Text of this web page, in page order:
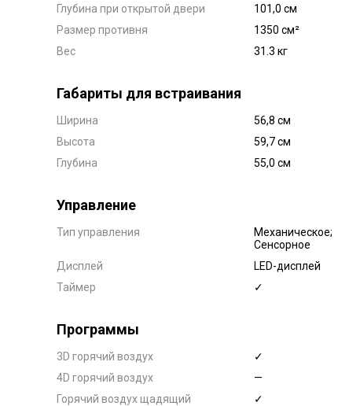
Глубина при открытой двери
101,0 см
Размер противня
1350 см²
Вес
31.3 кг
Габариты для встраивания
Ширина
56,8 см
Высота
59,7 см
Глубина
55,0 см
Управление
Тип управления
Механическое;
Сенсорное
Дисплей
LED-дисплей
Таймер
✓
Программы
3D горячий воздух
✓
4D горячий воздух
—
Горячий воздух щадящий
✓